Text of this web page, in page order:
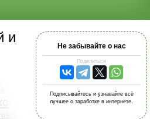
Не забывайте о нас
Поделиться
Подписывайтесь и узнавайте всё
лучшее о заработке в интернете.
и